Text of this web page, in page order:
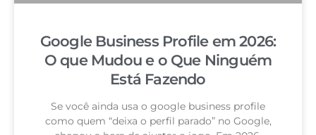
Google Business Profile em 2026:
O que Mudou e o Que Ninguém
Está Fazendo
Se você ainda usa o google business profile
como quem “deixa o perfil parado” no Google,